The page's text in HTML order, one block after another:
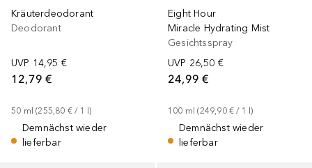
Kräuterdeodorant
Deodorant
UVP 14,95 €
12,79 €
50 ml (255,80 € / 1 l)
Demnächst wieder
lieferbar
Eight Hour
Miracle Hydrating Mist
Gesichtsspray
UVP 26,50 €
24,99 €
100 ml (249,90 € / 1 l)
Demnächst wieder
lieferbar